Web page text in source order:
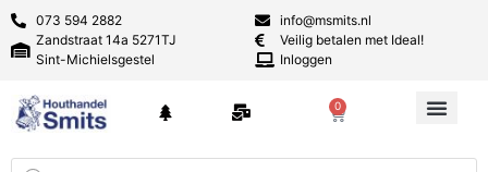
073 594 2882
Zandstraat 14a 5271TJ
Sint-Michielsgestel
info@msmits.nl
Veilig betalen met Ideal!
Inloggen
0